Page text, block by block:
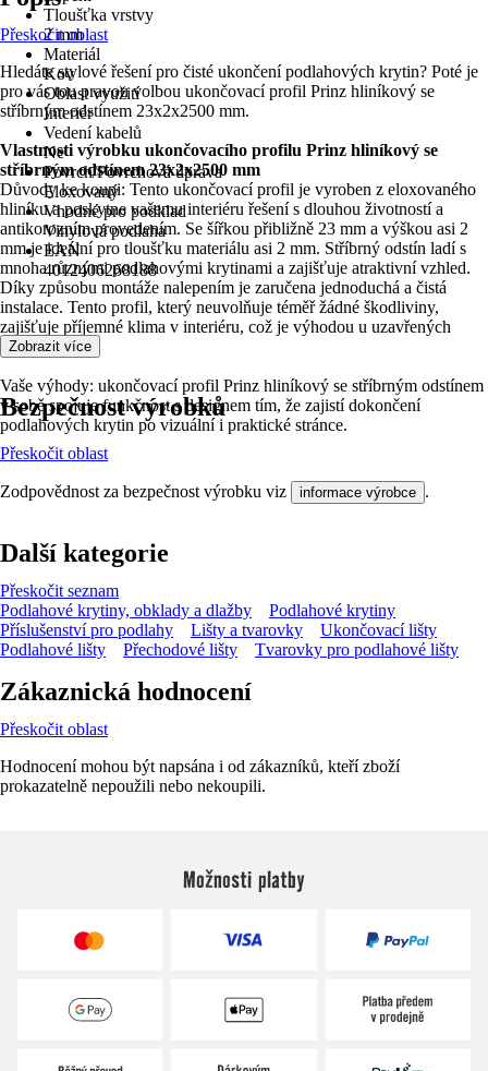
Tloušťka vrstvy
2 mm
Materiál
Kov
Oblast využití
Interiér
Vedení kabelů
Ne
Povrch/Povrchová úprava
Eloxovaný
Vhodné pro podklad
Vinylová podlaha
EAN
4012406268188
Přeskočit oblast
Hledáte stylové řešení pro čisté ukončení podlahových krytin? Poté je
pro vás tou pravou volbou ukončovací profil Prinz hliníkový se
stříbrným odstínem 23x2x2500 mm.
Vlastnosti výrobku ukončovacího profilu Prinz hliníkový se
stříbrným odstínem 23x2x2500 mm
Důvody ke koupi: Tento ukončovací profil je vyroben z eloxovaného
hliníku a poskytne vašemu interiéru řešení s dlouhou životností a
antikorozním provedením. Se šířkou přibližně 23 mm a výškou asi 2
mm je ideální pro tloušťku materiálu asi 2 mm. Stříbrný odstín ladí s
mnoha různými podlahovými krytinami a zajišťuje atraktivní vzhled.
Díky způsobu montáže nalepením je zaručena jednoduchá a čistá
instalace. Tento profil, který neuvolňuje téměř žádné škodliviny,
zajišťuje příjemné klima v interiéru, což je výhodou u uzavřených
interiérů.
Vaše výhody: ukončovací profil Prinz hliníkový se stříbrným odstínem
v sobě spojuje funkčnost s designem tím, že zajistí dokončení
podlahových krytin po vizuální i praktické stránce.
Zobrazit více
Bezpečnost výrobků
Přeskočit oblast
Zodpovědnost za bezpečnost výrobku viz informace výrobce .
Další kategorie
Přeskočit seznam
Podlahové krytiny, obklady a dlažby
Podlahové krytiny
Příslušenství pro podlahy
Lišty a tvarovky
Ukončovací lišty
Podlahové lišty
Přechodové lišty Tvarovky pro podlahové lišty
Zákaznická hodnocení
Přeskočit oblast
Hodnocení mohou být napsána i od zákazníků, kteří zboží
prokazatelně nepoužili nebo nekoupili.
Možnosti platby